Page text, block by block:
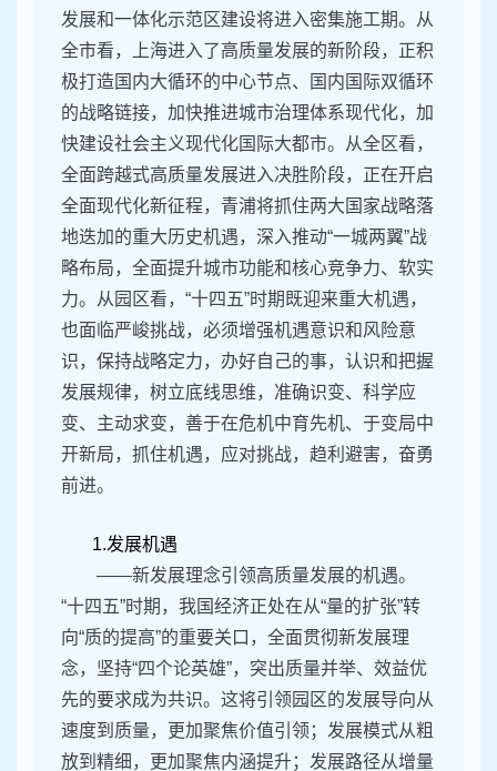
发展和一体化示范区建设将进入密集施工期。从
全市看，上海进入了高质量发展的新阶段，正积
极打造国内大循环的中心节点、国内国际双循环
的战略链接，加快推进城市治理体系现代化，加
快建设社会主义现代化国际大都市。从全区看，
全面跨越式高质量发展进入决胜阶段，正在开启
全面现代化新征程，青浦将抓住两大国家战略落
地迭加的重大历史机遇，深入推动“一城两翼”战
略布局，全面提升城市功能和核心竞争力、软实
力。从园区看，“十四五”时期既迎来重大机遇，
也面临严峻挑战，必须增强机遇意识和风险意
识，保持战略定力，办好自己的事，认识和把握
发展规律，树立底线思维，准确识变、科学应
变、主动求变，善于在危机中育先机、于变局中
开新局，抓住机遇，应对挑战，趋利避害，奋勇
前进。
1.发展机遇
——新发展理念引领高质量发展的机遇。
“十四五”时期，我国经济正处在从“量的扩张”转
向“质的提高”的重要关口，全面贯彻新发展理
念，坚持“四个论英雄”，突出质量并举、效益优
先的要求成为共识。这将引领园区的发展导向从
速度到质量，更加聚焦价值引领；发展模式从粗
放到精细，更加聚焦内涵提升；发展路径从增量